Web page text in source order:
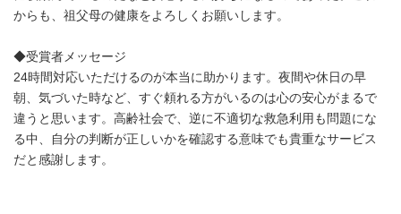
からも、祖父母の健康をよろしくお願いします。
◆受賞者メッセージ
24時間対応いただけるのが本当に助かります。夜間や休日の早
朝、気づいた時など、すぐ頼れる方がいるのは心の安心がまるで
違うと思います。高齢社会で、逆に不適切な救急利用も問題にな
る中、自分の判断が正しいかを確認する意味でも貴重なサービス
だと感謝します。